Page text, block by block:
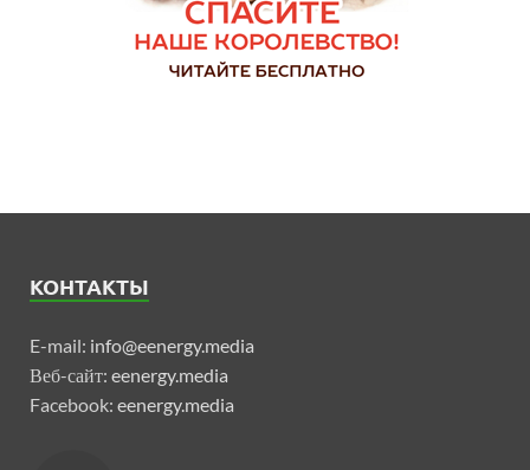
КОНТАКТЫ
E-mail: info@eenergy.media
Веб-сайт: eenergy.media
Facebook: eenergy.media